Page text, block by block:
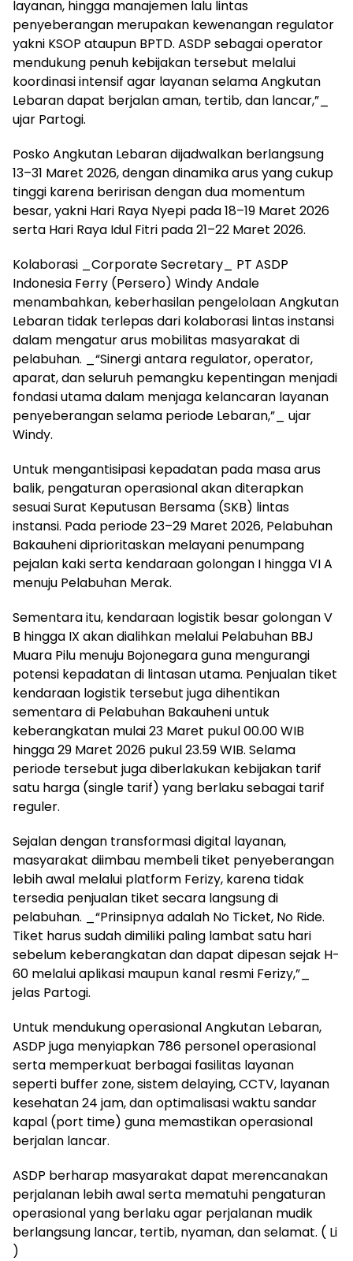
layanan, hingga manajemen lalu lintas
penyeberangan merupakan kewenangan regulator
yakni KSOP ataupun BPTD. ASDP sebagai operator
mendukung penuh kebijakan tersebut melalui
koordinasi intensif agar layanan selama Angkutan
Lebaran dapat berjalan aman, tertib, dan lancar,”_
ujar Partogi.
Posko Angkutan Lebaran dijadwalkan berlangsung
13–31 Maret 2026, dengan dinamika arus yang cukup
tinggi karena beririsan dengan dua momentum
besar, yakni Hari Raya Nyepi pada 18–19 Maret 2026
serta Hari Raya Idul Fitri pada 21–22 Maret 2026.
Kolaborasi _Corporate Secretary_ PT ASDP
Indonesia Ferry (Persero) Windy Andale
menambahkan, keberhasilan pengelolaan Angkutan
Lebaran tidak terlepas dari kolaborasi lintas instansi
dalam mengatur arus mobilitas masyarakat di
pelabuhan. _“Sinergi antara regulator, operator,
aparat, dan seluruh pemangku kepentingan menjadi
fondasi utama dalam menjaga kelancaran layanan
penyeberangan selama periode Lebaran,”_ ujar
Windy.
Untuk mengantisipasi kepadatan pada masa arus
balik, pengaturan operasional akan diterapkan
sesuai Surat Keputusan Bersama (SKB) lintas
instansi. Pada periode 23–29 Maret 2026, Pelabuhan
Bakauheni diprioritaskan melayani penumpang
pejalan kaki serta kendaraan golongan I hingga VI A
menuju Pelabuhan Merak.
Sementara itu, kendaraan logistik besar golongan V
B hingga IX akan dialihkan melalui Pelabuhan BBJ
Muara Pilu menuju Bojonegara guna mengurangi
potensi kepadatan di lintasan utama. Penjualan tiket
kendaraan logistik tersebut juga dihentikan
sementara di Pelabuhan Bakauheni untuk
keberangkatan mulai 23 Maret pukul 00.00 WIB
hingga 29 Maret 2026 pukul 23.59 WIB. Selama
periode tersebut juga diberlakukan kebijakan tarif
satu harga (single tarif) yang berlaku sebagai tarif
reguler.
Sejalan dengan transformasi digital layanan,
masyarakat diimbau membeli tiket penyeberangan
lebih awal melalui platform Ferizy, karena tidak
tersedia penjualan tiket secara langsung di
pelabuhan. _“Prinsipnya adalah No Ticket, No Ride.
Tiket harus sudah dimiliki paling lambat satu hari
sebelum keberangkatan dan dapat dipesan sejak H-
60 melalui aplikasi maupun kanal resmi Ferizy,”_
jelas Partogi.
Untuk mendukung operasional Angkutan Lebaran,
ASDP juga menyiapkan 786 personel operasional
serta memperkuat berbagai fasilitas layanan
seperti buffer zone, sistem delaying, CCTV, layanan
kesehatan 24 jam, dan optimalisasi waktu sandar
kapal (port time) guna memastikan operasional
berjalan lancar.
ASDP berharap masyarakat dapat merencanakan
perjalanan lebih awal serta mematuhi pengaturan
operasional yang berlaku agar perjalanan mudik
berlangsung lancar, tertib, nyaman, dan selamat. ( Li
)